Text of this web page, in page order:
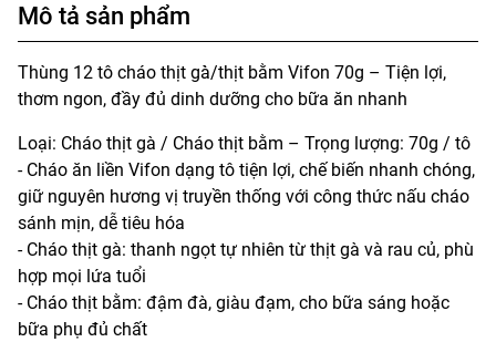
Mô tả sản phẩm
Thùng 12 tô cháo thịt gà̀/thịt bằm Vifon 70g – Tiện lợi,
thơm ngon, đầy đủ dinh dưỡng cho bữa ăn nhanh
Loại: Cháo thịt gà / Cháo thịt bằm – Trọng lượng: 70g / tô
- Cháo ăn liền Vifon dạng tô tiện lợi, chế biến nhanh chóng,
giữ nguyên hương vị truyền thống với công thức nấu cháo
sánh mịn, dễ tiêu hóa
- Cháo thịt gà: thanh ngọt tự nhiên từ thịt gà và rau củ, phù
hợp mọi lứa tuổi
- Cháo thịt bằm: đậm đà, giàu đạm, cho bữa sáng hoặc
bữa phụ đủ chất